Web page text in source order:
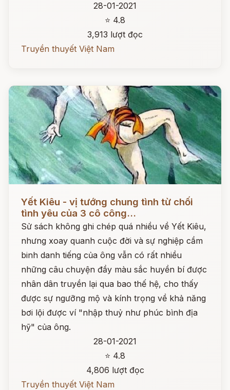
28-01-2021
⭐ 4.8
3,913 lượt đọc
Truyền thuyết Việt Nam
Đọc ngay
Yết Kiêu - vị tướng chung tình từ chối
tình yêu của 3 cô công...
Sử sách không ghi chép quá nhiều về Yết Kiêu,
nhưng xoay quanh cuộc đời và sự nghiệp cầm
binh danh tiếng của ông vẫn có rất nhiều
những câu chuyện đầy màu sắc huyền bí được
nhân dân truyền lại qua bao thế hệ, cho thấy
được sự ngưỡng mộ và kính trọng về khả năng
bơi lội được ví "nhập thuỷ như phúc bình địa
hỹ" của ông.
28-01-2021
⭐ 4.8
4,806 lượt đọc
Truyền thuyết Việt Nam